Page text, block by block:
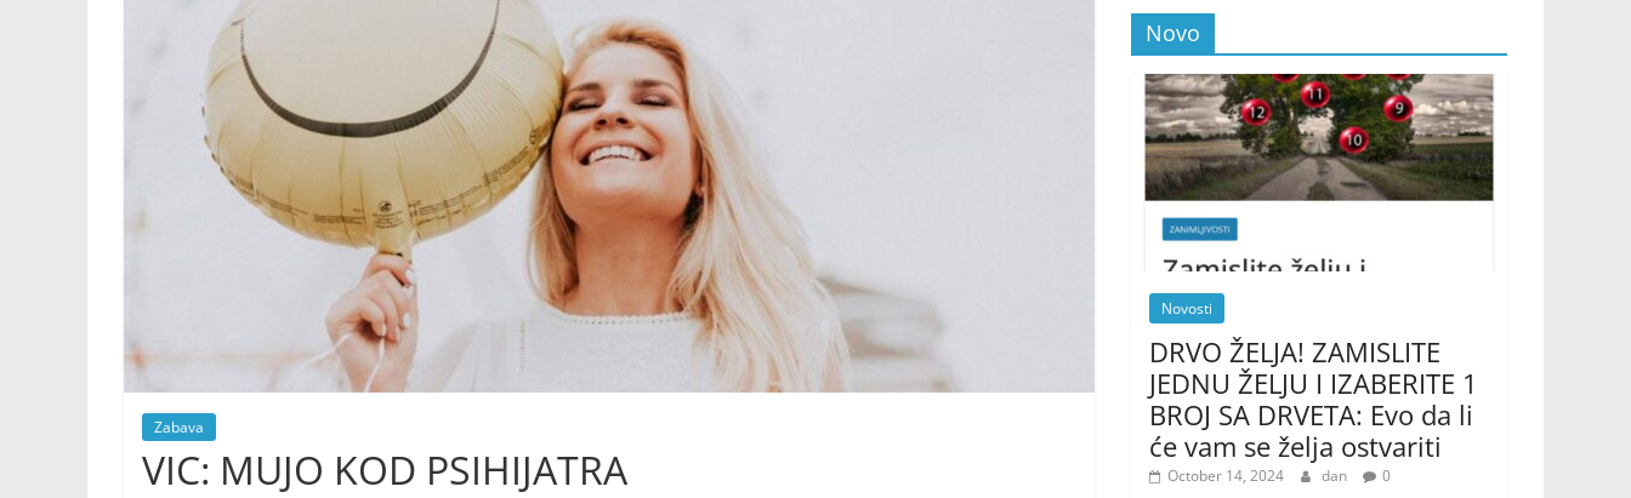
Zabava
VIC: MUJO KOD PSIHIJATRA
Novo
Novosti
DRVO ŽELJA! ZAMISLITE
JEDNU ŽELJU I IZABERITE 1
BROJ SA DRVETA: Evo da li
će vam se želja ostvariti
October 14, 2024 dan 0